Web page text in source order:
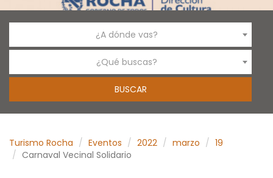
¿A dónde vas?
¿Qué buscas?
Turismo Rocha Eventos 2022 marzo
19
Carnaval Vecinal Solidario